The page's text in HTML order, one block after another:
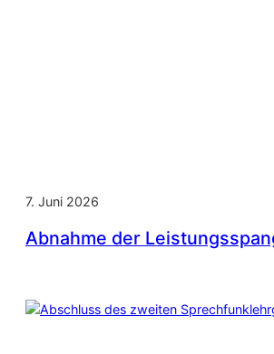
7. Juni 2026
Abnahme der